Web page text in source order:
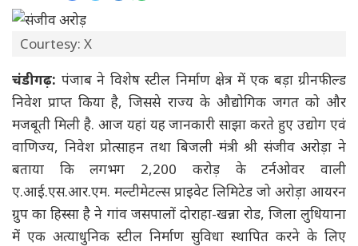
Courtesy: X
चंडीगढ़: पंजाब ने विशेष स्टील निर्माण क्षेत्र में एक बड़ा ग्रीनफील्ड
निवेश प्राप्त किया है, जिससे राज्य के औद्योगिक जगत को और
मजबूती मिली है. आज यहां यह जानकारी साझा करते हुए उद्योग एवं
वाणिज्य, निवेश प्रोत्साहन तथा बिजली मंत्री श्री संजीव अरोड़ा ने
बताया कि लगभग 2,200 करोड़ के टर्नओवर वाली
ए.आई.एस.आर.एम. मल्टीमेटल्स प्राइवेट लिमिटेड जो अरोड़ा आयरन
ग्रुप का हिस्सा है ने गांव जसपालों दोराहा-खन्ना रोड, जिला लुधियाना
में एक अत्याधुनिक स्टील निर्माण सुविधा स्थापित करने के लिए